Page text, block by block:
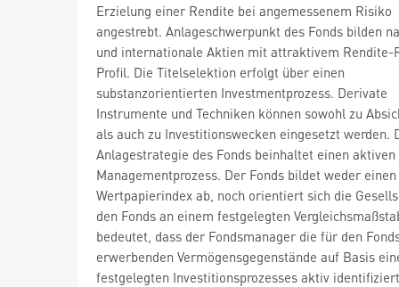
Erzielung einer Rendite bei angemessenem Risiko
angestrebt. Anlageschwerpunkt des Fonds bilden
und internationale Aktien mit attraktivem Rendite-
Profil. Die Titelselektion erfolgt über einen
substanzorientierten Investmentprozess. Derivate
Instrumente und Techniken können sowohl zu
als auch zu Investitionswecken eingesetzt werden.
Anlagestrategie des Fonds beinhaltet einen aktiven
Managementprozess. Der Fonds bildet weder einen
Wertpapierindex ab, noch orientiert sich die
den Fonds an einem festgelegten
bedeutet, dass der Fondsmanager die für den
erwerbenden Vermögensgegenstände auf Basis
festgelegten Investitionsprozesses aktiv